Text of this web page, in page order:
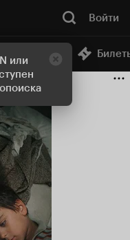
или
Войти
кинотеатр